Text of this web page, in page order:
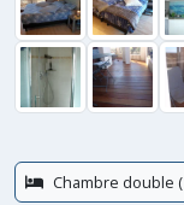
Chambre double